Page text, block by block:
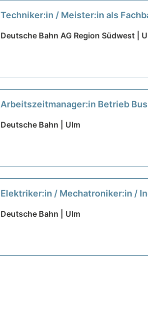
Techniker:in / Meister:in als
Deutsche Bahn AG Region Südwest |
Arbeitszeitmanager:in Betrieb
Deutsche Bahn | Ulm
Elektriker:in / Mechatroniker:in /
Deutsche Bahn | Ulm